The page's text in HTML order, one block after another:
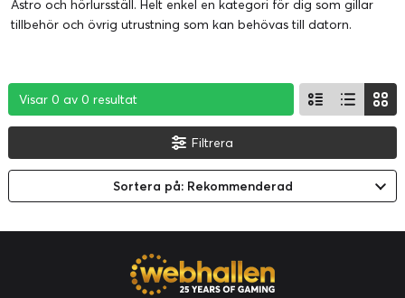
Astro och hörlursställ. Helt enkel en kategori för dig som gillar
tillbehör och övrig utrustning som kan behövas till datorn.
Visar 0 av 0 resultat
Visar 0 av 0 resultat
Visar 0 av 0 resultat
Filtrera
Sortera på: Rekommenderad